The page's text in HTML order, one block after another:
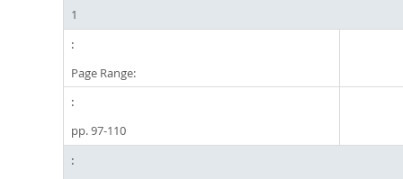
1
Page Range:
pp. 97-110